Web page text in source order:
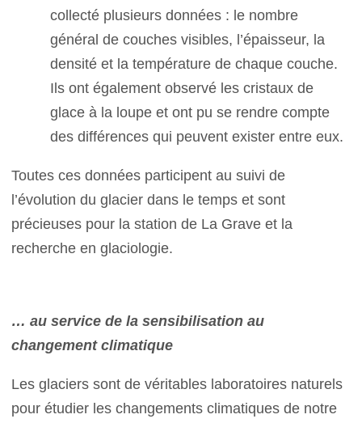
collecté plusieurs données : le nombre
général de couches visibles, l’épaisseur, la
densité et la température de chaque couche.
Ils ont également observé les cristaux de
glace à la loupe et ont pu se rendre compte
des différences qui peuvent exister entre eux.
Toutes ces données participent au suivi de
l’évolution du glacier dans le temps et sont
précieuses pour la station de La Grave et la
recherche en glaciologie.
… au service de la sensibilisation au
changement climatique
Les glaciers sont de véritables laboratoires naturels
pour étudier les changements climatiques de notre